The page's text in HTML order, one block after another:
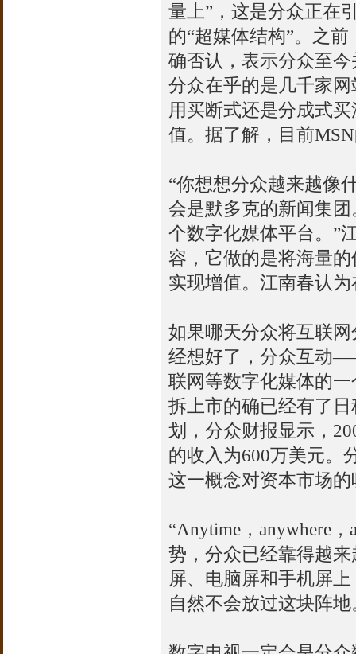
量上”，这是分众正在
的“超媒体结构”。之
确否认，表示分众至
分众在乎的是几千家
用买断式还是分成式
值。据了解，目前
“你想想分众越来越像
会是默多克的新闻集团
个数字化媒体平台。”
容，它做的是将海量
实现增值。江南春认
如果哪天分众将互联
经想好了，分众互动
联网等数字化媒体的
拆上市的确已经有了
划，分众财报显示，
的收入为600万美元
这一概念对资本市场
“Anytime，anywhere
势，分众已经靠得越
屏、电脑屏和手机屏
自然不会放过这块阵地